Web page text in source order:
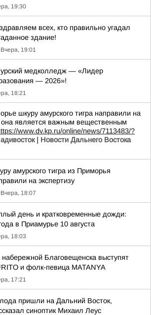
19:30
всех, кто правильно угадал
здание!
Вчера, 19:01
медколледж — «Лидер
— 2026»!
18:21
шкуру амурского тигра направили на
она является важным вещественным
www.dv.kp.ru/online/news/7113483/?
| Новости Дальнего Востока
амурского тигра из Приморья
на экспертизу
Вчера, 18:07
день и кратковременные дожди:
в Приамурье 10 августа
18:03
Благовещенска выступят
и фолк-певица MATANYA
17:21
пришли на Дальний Восток,
синоптик Михаил Леус